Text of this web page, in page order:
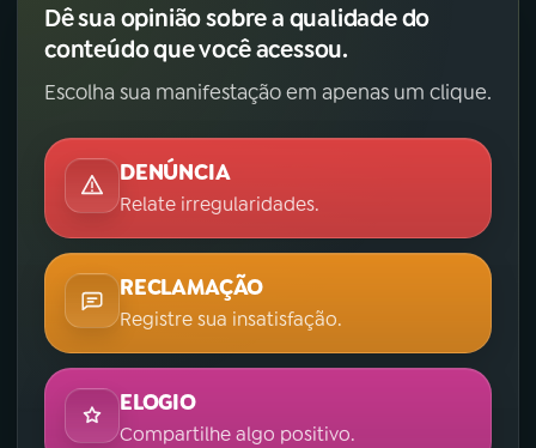
Dê sua opinião sobre a qualidade do
conteúdo que você acessou.
Escolha sua manifestação em apenas um clique.
DENÚNCIA
Relate irregularidades.
RECLAMAÇÃO
Registre sua insatisfação.
ELOGIO
Compartilhe algo positivo.